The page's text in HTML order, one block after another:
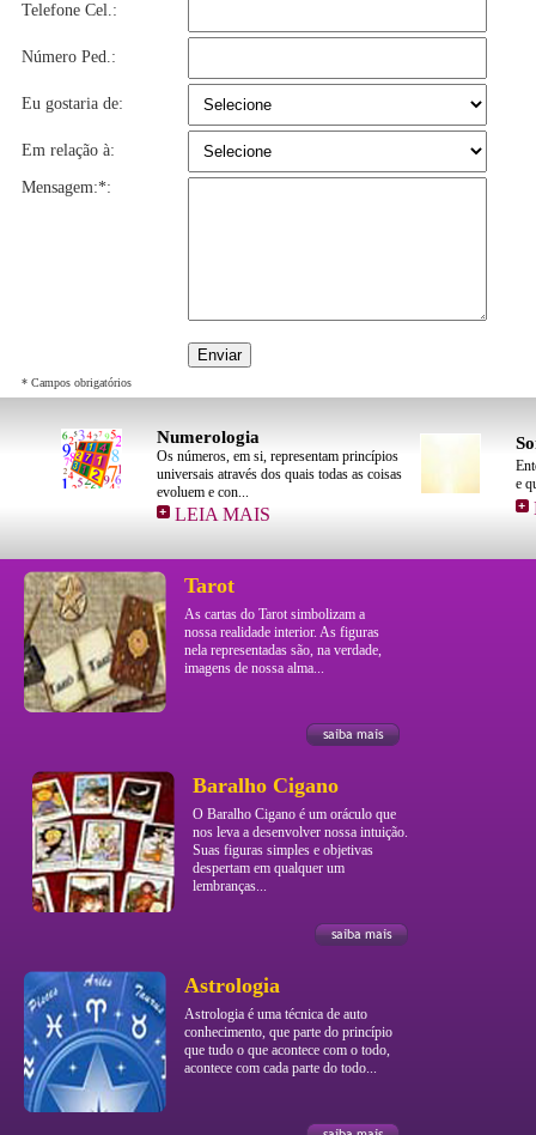
Telefone Cel.:
Número Ped.:
Eu gostaria de:
Em relação à:
Mensagem:*:
Enviar
* Campos obrigatórios
Numerologia
Os números, em si, representam princípios
universais através dos quais todas as coisas
evoluem e con...
LEIA MAIS
e
Tarot
As cartas do Tarot simbolizam a
nossa realidade interior. As figuras
nela representadas são, na verdade,
imagens de nossa alma...
Baralho Cigano
O Baralho Cigano é um oráculo que
nos leva a desenvolver nossa intuição.
Suas figuras simples e objetivas
despertam em qualquer um
lembranças...
Astrologia
Astrologia é uma técnica de auto
conhecimento, que parte do princípio
que tudo o que acontece com o todo,
acontece com cada parte do todo...